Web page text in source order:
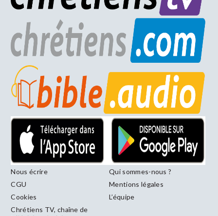
Nous écrire
Qui sommes-nous ?
CGU
Mentions légales
Cookies
L’équipe
Chrétiens TV, chaîne de